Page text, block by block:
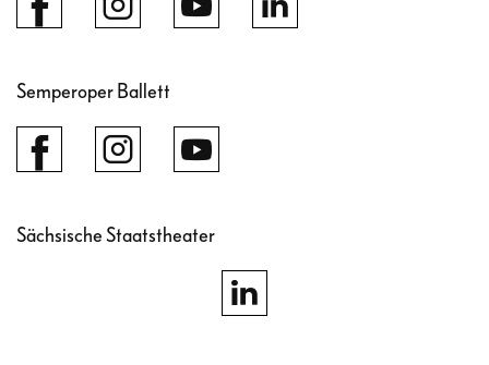
Semperoper Ballett
Sächsische Staatstheater